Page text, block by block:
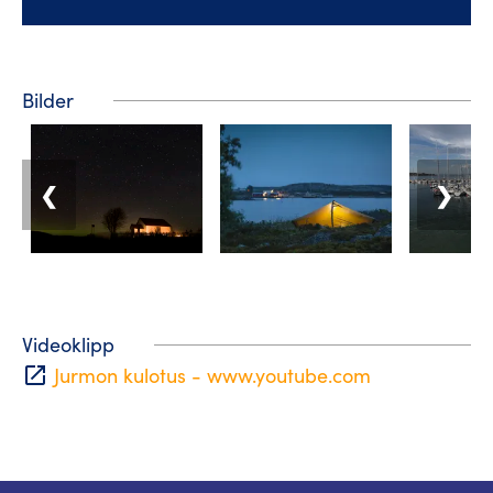
Bilder
❮ ❯
Videoklipp
open_in_new Jurmon kulotus - www.youtube.com